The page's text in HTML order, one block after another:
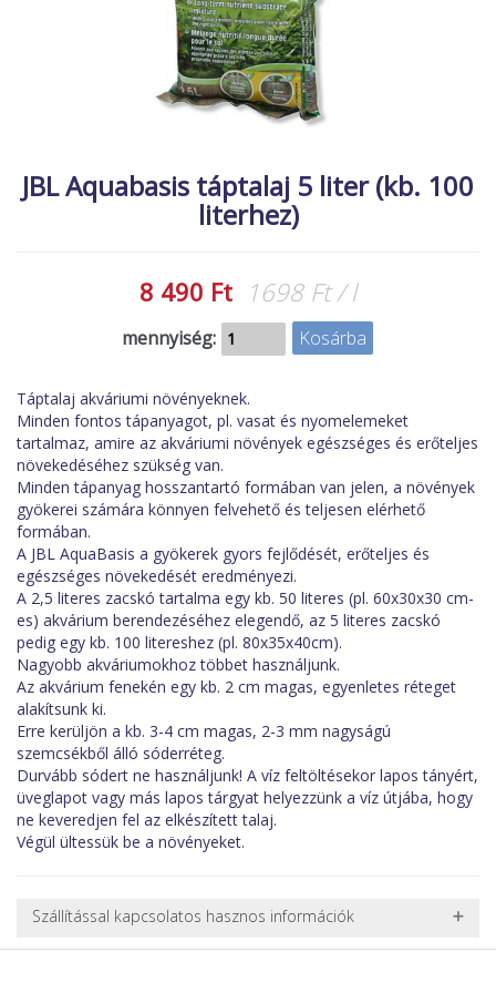
ÉLŐ TENGERI
NÖVÉNYEK
JBL Aquabasis táptalaj 5 liter (kb. 100
literhez)
8 490 Ft 1698 Ft / l
mennyiség:
Táptalaj akváriumi növényeknek.
Minden fontos tápanyagot, pl. vasat és nyomelemeket
tartalmaz, amire az akváriumi növények egészséges és erőteljes
növekedéséhez szükség van.
Minden tápanyag hosszantartó formában van jelen, a növények
gyökerei számára könnyen felvehető és teljesen elérhető
formában.
A JBL AquaBasis a gyökerek gyors fejlődését, erőteljes és
egészséges növekedését eredményezi.
A 2,5 literes zacskó tartalma egy kb. 50 literes (pl. 60x30x30 cm-
es) akvárium berendezéséhez elegendő, az 5 literes zacskó
pedig egy kb. 100 litereshez (pl. 80x35x40cm).
Nagyobb akváriumokhoz többet használjunk.
Az akvárium fenekén egy kb. 2 cm magas, egyenletes réteget
alakítsunk ki.
Erre kerüljön a kb. 3-4 cm magas, 2-3 mm nagyságú
szemcsékből álló sóderréteg.
Durvább sódert ne használjunk! A víz feltöltésekor lapos tányért,
üveglapot vagy más lapos tárgyat helyezzünk a víz útjába, hogy
ne keveredjen fel az elkészített talaj.
Végül ültessük be a növényeket.
Szállítással kapcsolatos hasznos információk